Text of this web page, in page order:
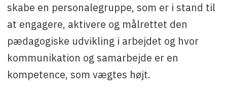
skabe en personalegruppe, som er i stand til
at engagere, aktivere og målrettet den
pædagogiske udvikling i arbejdet og hvor
kommunikation og samarbejde er en
kompetence, som vægtes højt.